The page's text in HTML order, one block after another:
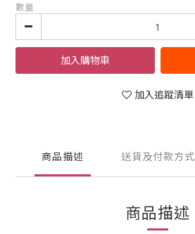
數量
加入購物車
加入追蹤清單
商品描述 送貨及付款方式
商品描述